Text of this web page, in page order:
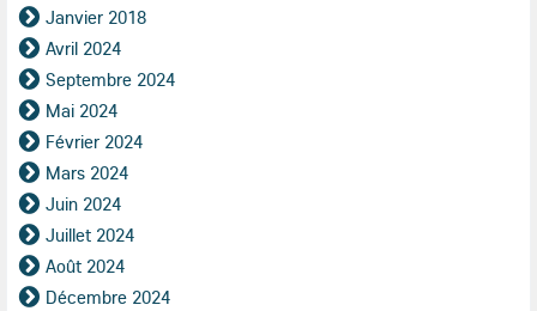
Janvier 2018
Avril 2024
Septembre 2024
Mai 2024
Février 2024
Mars 2024
Juin 2024
Juillet 2024
Août 2024
Décembre 2024